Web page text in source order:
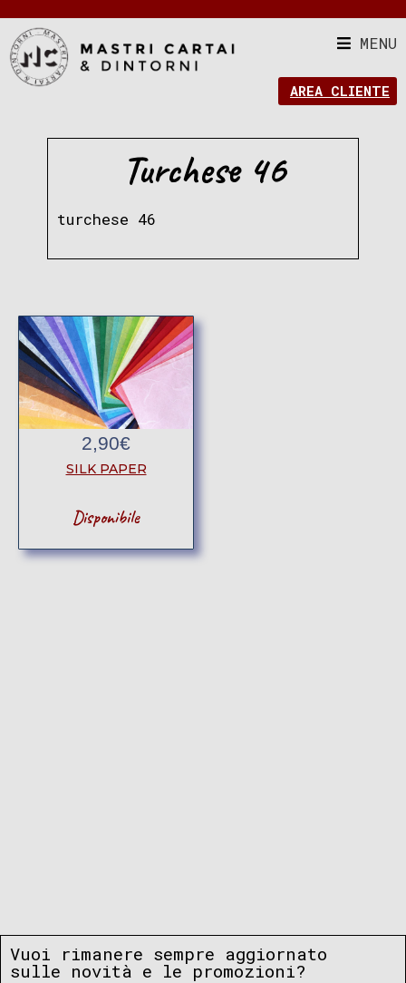
MENU
AREA CLIENTE
Turchese 46
turchese 46
2,90€
SILK PAPER
Disponibile
Vuoi rimanere sempre aggiornato
sulle novità e le promozioni?